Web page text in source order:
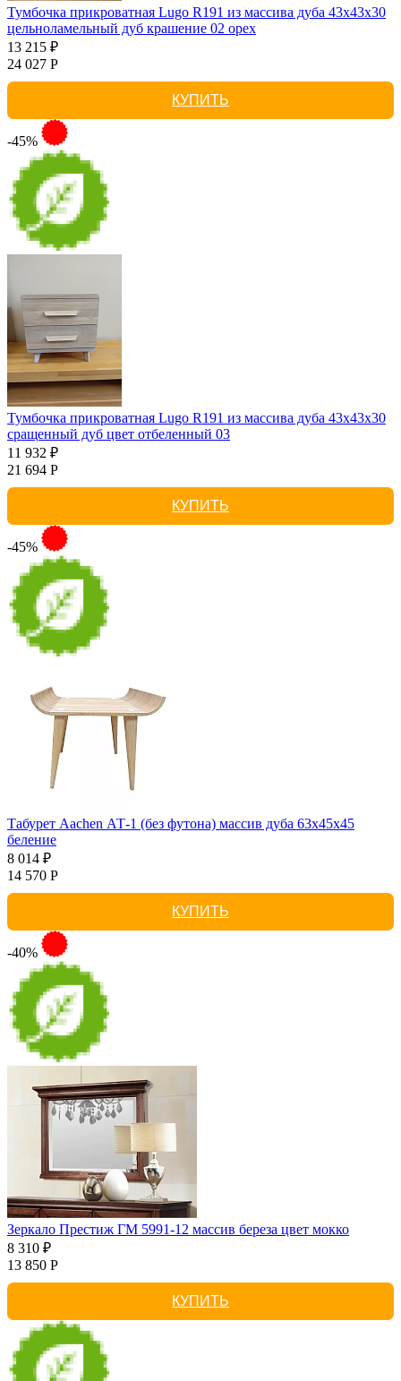
Тумбочка прикроватная Lugo R191 из массива дуба 43х43х30
цельноламельный дуб крашение 02 орех
13 215 ₽
24 027 Р
КУПИТЬ
-45%
Тумбочка прикроватная Lugo R191 из массива дуба 43х43х30
сращенный дуб цвет отбеленный 03
11 932 ₽
21 694 Р
КУПИТЬ
-45%
Табурет Aachen АТ-1 (без футона) массив дуба 63х45х45
беление
8 014 ₽
14 570 Р
КУПИТЬ
-40%
Зеркало Престиж ГМ 5991-12 массив береза цвет мокко
8 310 ₽
13 850 Р
КУПИТЬ